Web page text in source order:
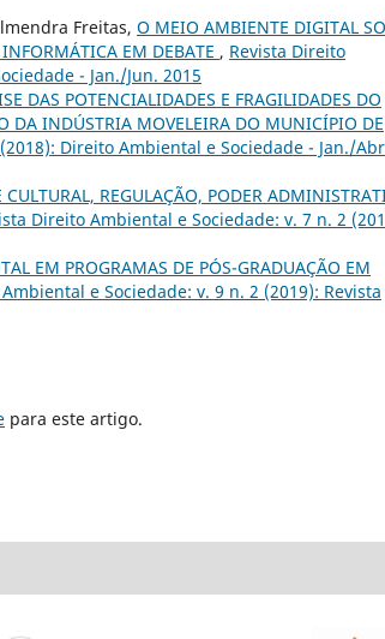
Freitas, O MEIO AMBIENTE DIGITAL
EM DEBATE , Revista Direito
- Jan./Jun. 2015
DAS POTENCIALIDADES E FRAGILIDADES DO
DA INDÚSTRIA MOVELEIRA DO MUNICÍPIO DE
Direito Ambiental e Sociedade - Jan./
REGULAÇÃO, PODER
Direito Ambiental e Sociedade: v. 7 n. 2
EM PROGRAMAS DE PÓS-GRADUAÇÃO EM
e Sociedade: v. 9 n. 2 (2019): Revista
para este artigo.